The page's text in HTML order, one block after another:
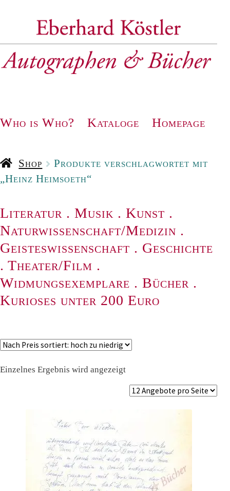
Navigation
Who is Who? Kataloge Homepage
Shop
Produkte verschlagwortet mit
„Heinz Heimsoeth“
Literatur . Musik . Kunst .
Naturwissenschaft/Medizin .
Geisteswissenschaft . Geschichte
. Theater/Film .
Widmungsexemplare . Bücher .
Kurioses unter 200 Euro
Einzelnes Ergebnis wird angezeigt